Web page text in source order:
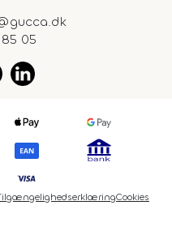
85 05
Cookies